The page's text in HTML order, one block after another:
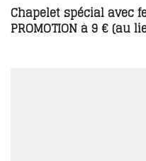
Chapelet spécial avec
PROMOTION à 9 € (au